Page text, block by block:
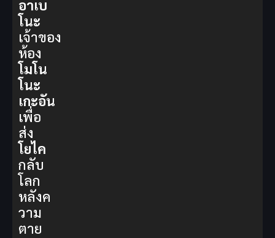
อาเบ
โนะ
เจ้าของ
ห้อง
โมโน
โนะ
เกะอัน
เพื่อ
ส่ง
โยไค
กลับ
โลก
หลังค
วาม
ตาย